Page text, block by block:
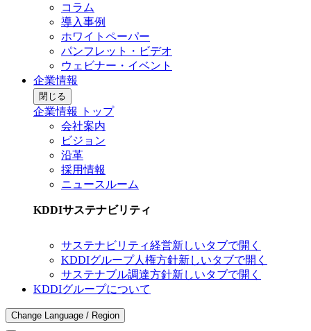
コラム
導入事例
ホワイトペーパー
パンフレット・ビデオ
ウェビナー・イベント
企業情報
閉じる
企業情報 トップ
会社案内
ビジョン
沿革
採用情報
ニュースルーム
KDDIサステナビリティ
サステナビリティ経営新しいタブで開く
KDDIグループ人権方針新しいタブで開く
サステナブル調達方針新しいタブで開く
KDDIグループについて
Change Language / Region